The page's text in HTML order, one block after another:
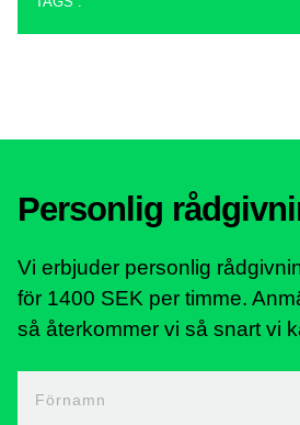
Personlig
Vi erbjuder personlig
för 1400 SEK per timme.
så återkommer vi så snart vi
Förnamn